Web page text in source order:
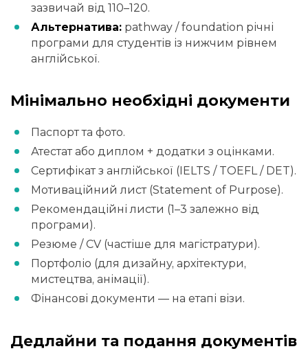
зазвичай від 110–120.
Альтернатива: pathway / foundation річні
програми для студентів із нижчим рівнем
англійської.
Мінімально необхідні документи
Паспорт та фото.
Атестат або диплом + додатки з оцінками.
Сертифікат з англійської (IELTS / TOEFL / DET).
Мотиваційний лист (Statement of Purpose).
Рекомендаційні листи (1–3 залежно від
програми).
Резюме / CV (частіше для магістратури).
Портфоліо (для дизайну, архітектури,
мистецтва, анімації).
Фінансові документи — на етапі візи.
Дедлайни та подання документів